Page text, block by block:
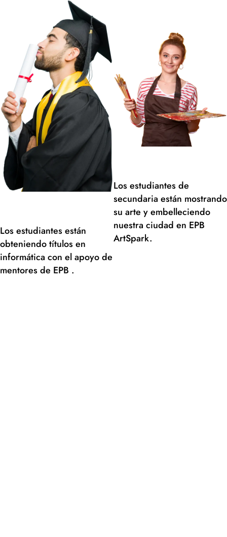
Los estudiantes están
obteniendo títulos en
informática con el apoyo de
mentores de EPB .
Los estudiantes de
secundaria están mostrando
su arte y embelleciendo
nuestra ciudad en EPB
ArtSpark.